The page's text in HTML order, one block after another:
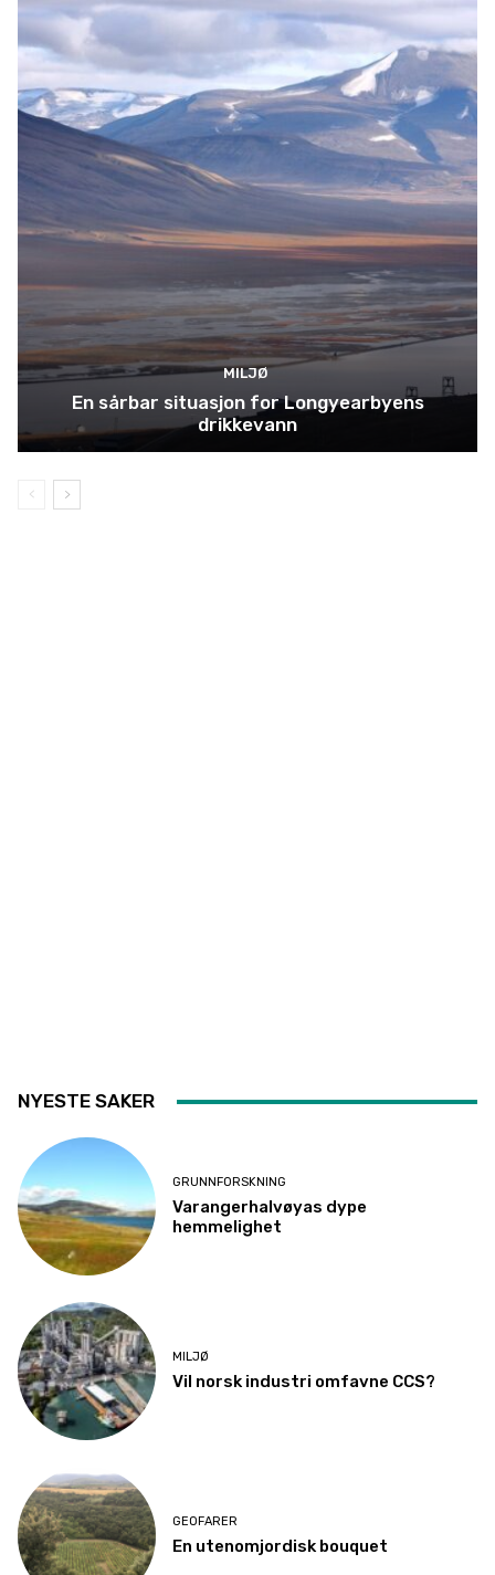
MILJØ
En sårbar situasjon for Longyearbyens
drikkevann
NYESTE SAKER
GRUNNFORSKNING
Varangerhalvøyas dype
hemmelighet
MILJØ
Vil norsk industri omfavne CCS?
GEOFARER
En utenomjordisk bouquet